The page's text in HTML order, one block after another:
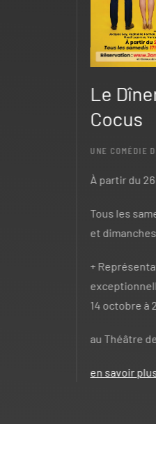
Le
Cocus
UNE COMÉDIE
À partir du
Tous les
et dimanches
+
14 octobre à
au Théâtre
en savoir